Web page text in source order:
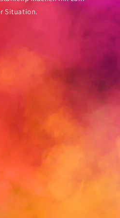
Situation.